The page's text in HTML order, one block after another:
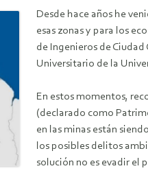
Desde hace años he
esas zonas y para los
de Ingenieros de Ciudad
Universitario de la
En estos momentos,
(declarado como
en las minas están
los posibles delitos
solución no es evadir el